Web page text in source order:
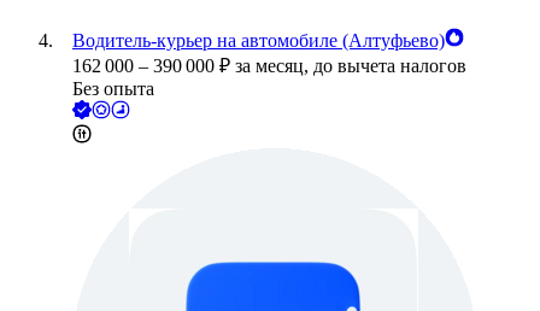
Водитель-курьер на автомобиле (Алтуфьево)
162 000 – 390 000 ₽ за месяц, до вычета налогов
Без опыта